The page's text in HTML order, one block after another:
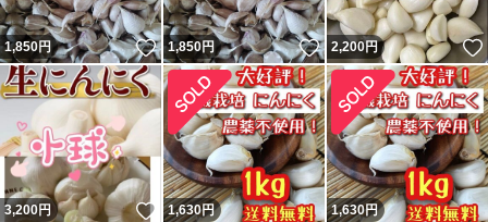
1,850円 いいね！
1,850円 いいね！
2,200円
3,200円 いいね！
1,630円 1,630円